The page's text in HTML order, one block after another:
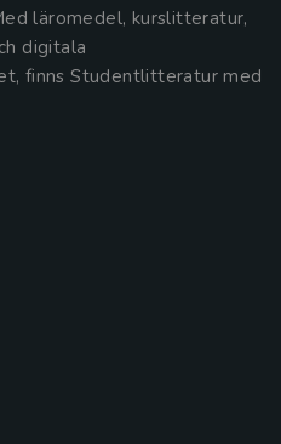
läromedel, kurslitteratur,
digitala
finns Studentlitteratur med